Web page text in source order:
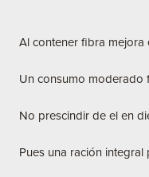
Al contener fibra mejora
Un consumo moderado
No prescindir de el en
Pues una ración